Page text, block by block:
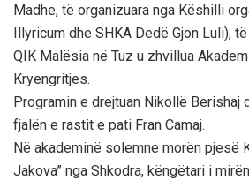
Madhe, të organizuara nga Këshilli
Illyricum dhe SHKA Dedë Gjon Luli),
QIK Malësia në Tuz u zhvillua
Kryengritjes.
Programin e drejtuan Nikollë Berishaj
fjalën e rastit e pati Fran Camaj.
Në akademinë solemne morën pjesë
Jakova” nga Shkodra, këngëtari i